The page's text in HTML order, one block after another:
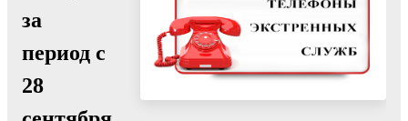
за
период с
28